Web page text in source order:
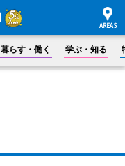
暮らす・働く 学ぶ・知る